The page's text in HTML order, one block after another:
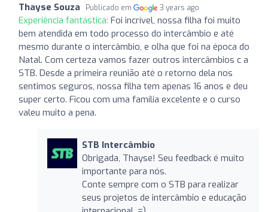
Thayse Souza Publicado em 3 years ago
Experiência fantástica: Foi incrível, nossa filha foi muito
bem atendida em todo processo do intercâmbio e até
mesmo durante o intercâmbio, e olha que foi na época do
Natal. Com certeza vamos fazer outros intercâmbios c a
STB. Desde a primeira reunião até o retorno dela nos
sentimos seguros, nossa filha tem apenas 16 anos e deu
super certo. Ficou com uma família excelente e o curso
valeu muito a pena.
STB Intercâmbio
Obrigada, Thayse! Seu feedback é muito
importante para nós.
Conte sempre com o STB para realizar
seus projetos de intercâmbio e educação